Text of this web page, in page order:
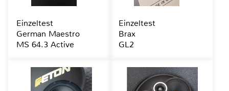
Einzeltest
German Maestro
MS 64.3 Active
Einzeltest
Brax
GL2